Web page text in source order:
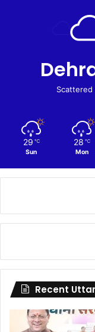
Scattered
29 ℃
Sun
28 ℃
Mon
Recent